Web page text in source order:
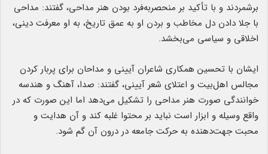
برشمردند و با تأکید بر منحصربه‌فرد بودن هنر مداحی، گفتند: مداحی
با جلا دادن دل مخاطب و بردن او به عمق تاریخ، به او معرفت دینی،
اخلاقی و سیاسی می‌بخشد.
ایشان با تحسین همکاری شاعران آیینی و مداحان برای پربار کردن
مجالس اهل‌بیت و اعتلای شعر آیینی، گفتند: صدا، آهنگ و هندسه
خوانندگی صورت هنر مداحی را تشکیل می‌دهد اما این صورت که در
واقع وسیله و ابزار است نباید بر محتوا غلبه کند و آن هدایت و
محبت جهت‌دهنده به حرکت جامعه در درون آن گم شود.